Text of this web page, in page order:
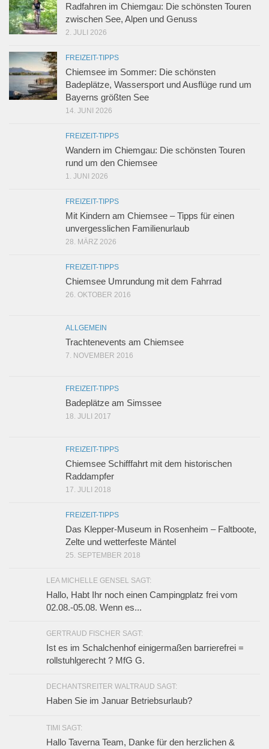
Radfahren im Chiemgau: Die schönsten Touren
zwischen See, Alpen und Genuss
2. JULI 2026
FREIZEIT-TIPPS
Chiemsee im Sommer: Die schönsten
Badeplätze, Wassersport und Ausflüge rund um
Bayerns größten See
14. JUNI 2026
FREIZEIT-TIPPS
Wandern im Chiemgau: Die schönsten Touren
rund um den Chiemsee
1. JUNI 2026
FREIZEIT-TIPPS
Mit Kindern am Chiemsee – Tipps für einen
unvergesslichen Familienurlaub
28. MÄRZ 2026
FREIZEIT-TIPPS
Chiemsee Umrundung mit dem Fahrrad
26. OKTOBER 2016
ALLGEMEIN
Trachtenevents am Chiemsee
7. NOVEMBER 2016
FREIZEIT-TIPPS
Badeplätze am Simssee
18. JULI 2017
FREIZEIT-TIPPS
Chiemsee Schifffahrt mit dem historischen
Raddampfer
17. JULI 2018
FREIZEIT-TIPPS
Das Klepper-Museum in Rosenheim – Faltboote,
Zelte und wetterfeste Mäntel
25. SEPTEMBER 2018
LEA MICHELLE GENSEL SAGT:
Hallo, Habt Ihr noch einen Campingplatz frei vom
02.08.-05.08. Wenn es...
GERTRAUD FISCHER SAGT:
Ist es im Schalchenhof einigermaßen barrierefrei =
rollstuhlgerecht ? MfG G.
DECHANTSREITER WALTRAUD SAGT:
Haben Sie im Januar Betriebsurlaub?
TIMI SAGT:
Hallo Taverna Team, Danke für den herzlichen &